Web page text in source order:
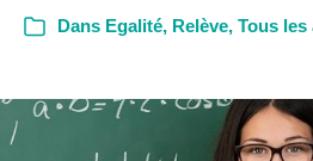
Dans Egalité, Relève, Tous les